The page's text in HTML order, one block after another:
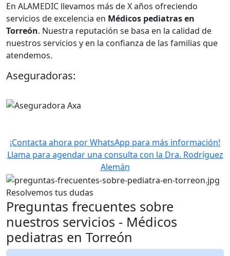
En ALAMEDIC llevamos más de X años ofreciendo
servicios de excelencia en Médicos pediatras en
Torreón. Nuestra reputación se basa en la calidad de
nuestros servicios y en la confianza de las familias que
atendemos.
Aseguradoras:
¡Contacta ahora por WhatsApp para más información!
Llama para agendar una consulta con la Dra. Rodríguez
Alemán
Resolvemos tus dudas
Preguntas frecuentes sobre
nuestros servicios - Médicos
pediatras en Torreón